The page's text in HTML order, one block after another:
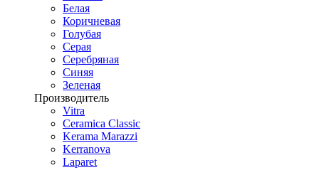
Белая
Коричневая
Голубая
Серая
Серебряная
Синяя
Зеленая
Производитель
Vitra
Ceramica Classic
Kerama Marazzi
Kerranova
Laparet